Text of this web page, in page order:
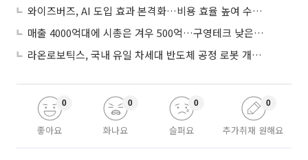
와이즈버즈, AI 도입 효과 본격화…비용 효율 높여 수익성 개선
매출 4000억대에 시총은 겨우 500억…구영테크 낮은 몸값에 저가 승계 마무리
라온로보틱스, 국내 유일 차세대 반도체 공정 로봇 개발 ‘고객사 테스트 진행’
좋아요
0
화나요
0
슬퍼요
0
추가취재 원해요
0